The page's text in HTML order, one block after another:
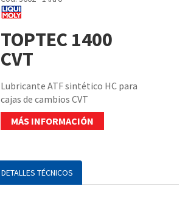
TOPTEC 1400
CVT
Lubricante ATF sintético HC para
cajas de cambios CVT
MÁS INFORMACIÓN
DETALLES TÉCNICOS